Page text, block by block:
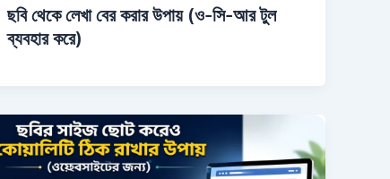
ছবি থেকে লেখা বের করার উপায় (ও-সি-আর টুল
ব্যবহার করে)